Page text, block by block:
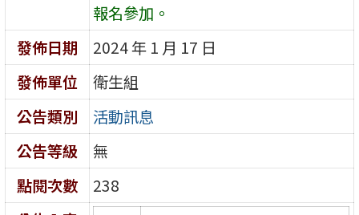
報名參加。
發佈日期
2024 年 1 月 17 日
發佈單位
衛生組
公告類別
活動訊息
公告等級
無
點閱次數
238